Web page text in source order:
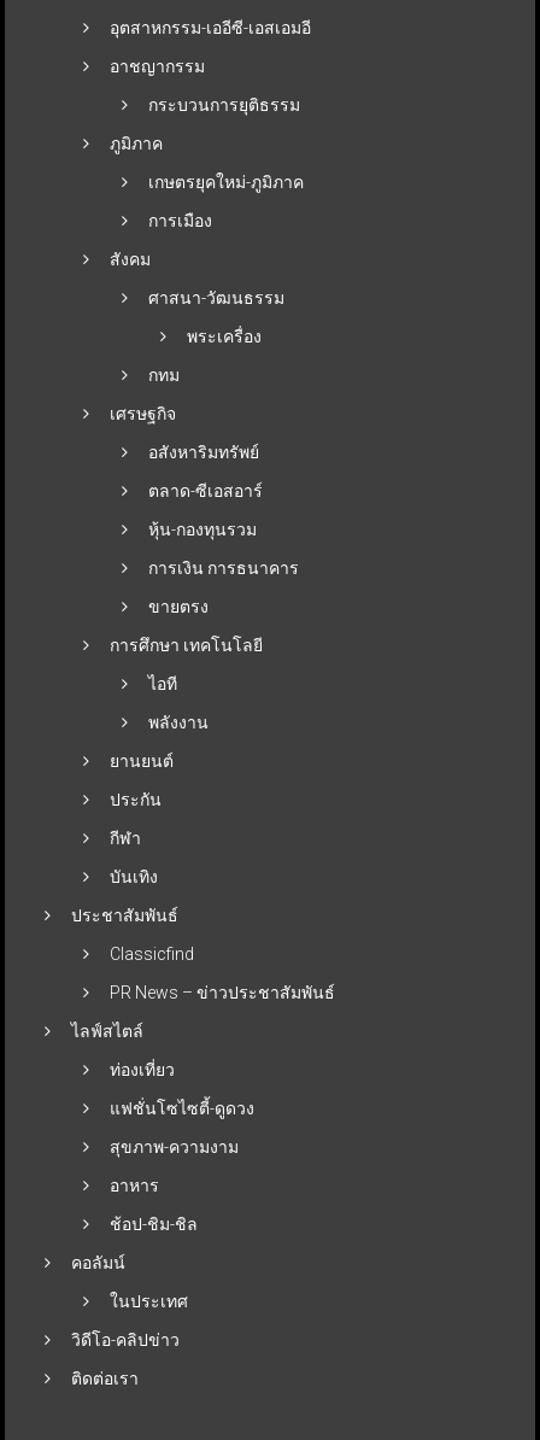
อุตสาหกรรม-เออีซี-เอสเอมอี
อาชญากรรม
กระบวนการยุติธรรม
ภูมิภาค
เกษตรยุคใหม่-ภูมิภาค
การเมือง
สังคม
ศาสนา-วัฒนธรรม
พระเครื่อง
กทม
เศรษฐกิจ
อสังหาริมทรัพย์
ตลาด-ซีเอสอาร์
หุ้น-กองทุนรวม
การเงิน การธนาคาร
ขายตรง
การศึกษา เทคโนโลยี
ไอที
พลังงาน
ยานยนต์
ประกัน
กีฬา
บันเทิง
ประชาสัมพันธ์
Classicfind
PR News – ข่าวประชาสัมพันธ์
ไลฟ์สไตล์
ท่องเที่ยว
แฟชั่นโซไซตี้-ดูดวง
สุขภาพ-ความงาม
อาหาร
ช้อป-ชิม-ชิล
คอลัมน์
ในประเทศ
วิดีโอ-คลิปข่าว
ติดต่อเรา